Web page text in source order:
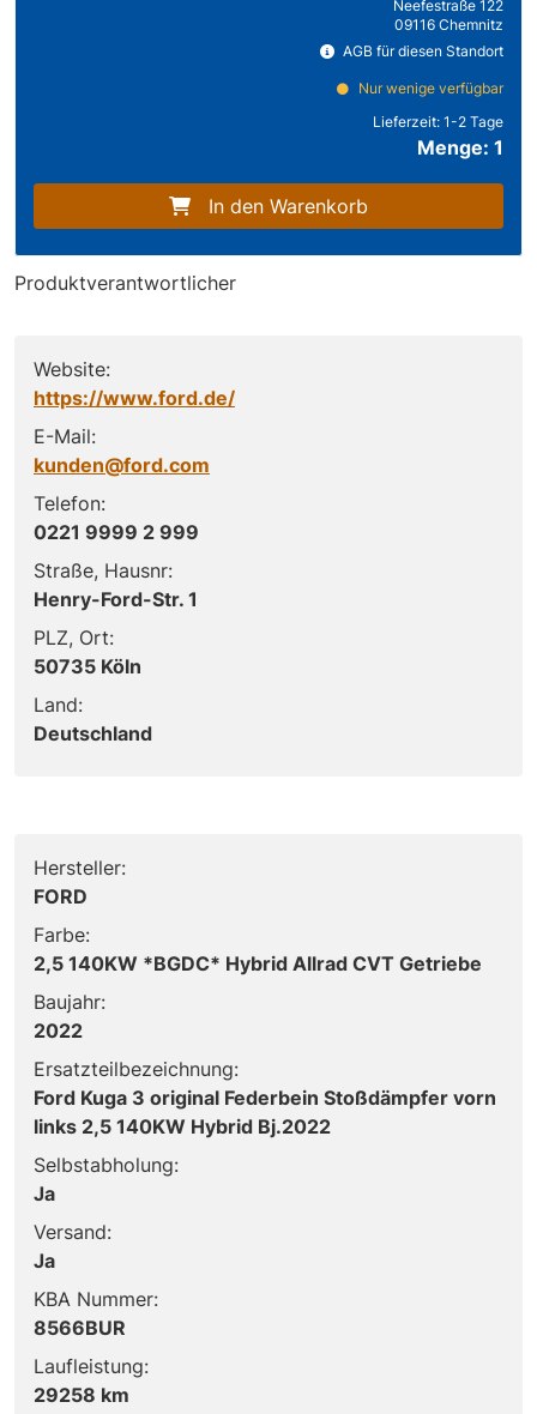
Neefestraße 122
09116 Chemnitz
AGB für diesen Standort
Nur wenige verfügbar
Lieferzeit: 1-2 Tage
Menge: 1
In den Warenkorb
Produktverantwortlicher
Website:
https://www.ford.de/
E-Mail:
kunden@ford.com
Telefon:
0221 9999 2 999
Straße, Hausnr:
Henry-Ford-Str. 1
PLZ, Ort:
50735 Köln
Land:
Deutschland
Hersteller:
FORD
Farbe:
2,5 140KW *BGDC* Hybrid Allrad CVT Getriebe
Baujahr:
2022
Ersatzteilbezeichnung:
Ford Kuga 3 original Federbein Stoßdämpfer vorn
links 2,5 140KW Hybrid Bj.2022
Selbstabholung:
Ja
Versand:
Ja
KBA Nummer:
8566BUR
Laufleistung:
29258 km